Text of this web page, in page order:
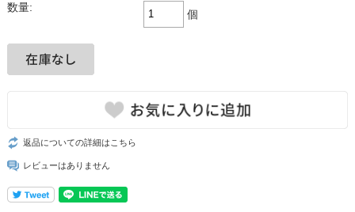
数量:
個
返品についての詳細はこちら
レビューはありません